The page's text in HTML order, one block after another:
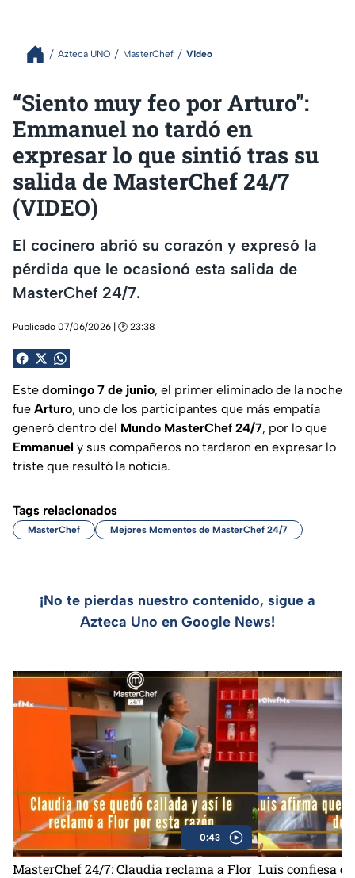
Azteca UNO MasterChef Video
“Siento muy feo por Arturo":
Emmanuel no tardó en
expresar lo que sintió tras su
salida de MasterChef 24/7
(VIDEO)
El cocinero abrió su corazón y expresó la
pérdida que le ocasionó esta salida de
MasterChef 24/7.
Publicado 07/06/2026 | 🕑 23:38
Este domingo 7 de junio, el primer eliminado de la noche
fue Arturo, uno de los participantes que más empatía
generó dentro del Mundo MasterChef 24/7, por lo que
Emmanuel y sus compañeros no tardaron en expresar lo
triste que resultó la noticia.
Tags relacionados
MasterChef Mejores Momentos de MasterChef 24/7
¡No te pierdas nuestro contenido, sigue a
Azteca Uno en Google News!
0:43
MasterChef 24/7: Claudia reclama a Flor Luis confiesa